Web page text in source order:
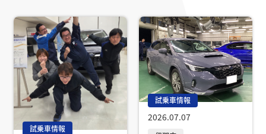
試乗車情報
試乗車情報
2026.07.07